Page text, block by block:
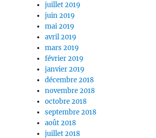
juillet 2019
juin 2019
mai 2019
avril 2019
mars 2019
février 2019
janvier 2019
décembre 2018
novembre 2018
octobre 2018
septembre 2018
août 2018
juillet 2018